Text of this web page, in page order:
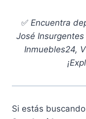
✅ Encuentra
José
Inmuebles24,
Si estás buscando